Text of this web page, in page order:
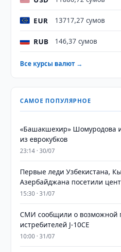
EUR 13717,27 сумов
RUB 146,37 сумов
Все курсы валют →
САМОЕ ПОПУЛЯРНОЕ
«Башакшехир» Шомуродова
из еврокубков
23:14 · 30/07
Первые леди Узбекистана,
Азербайджана посетили
15:30 · 31/07
СМИ сообщили о возможной
истребителей J-10CE
10:00 · 31/07